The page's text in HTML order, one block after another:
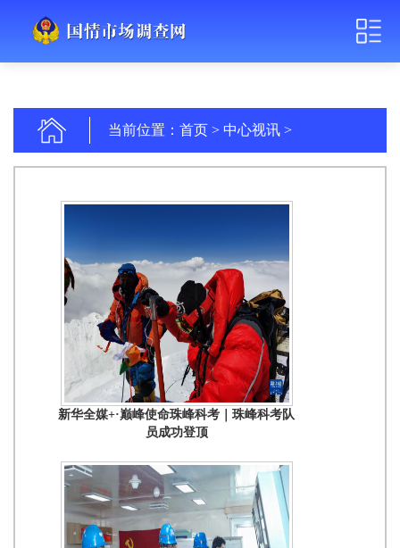
当前位置： 首页 > 中心视讯 >
新华全媒+·巅峰使命珠峰科考｜珠峰科考队
员成功登顶